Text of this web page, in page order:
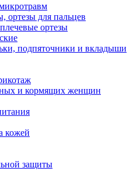
ортезы для пальцев
ортезы
подпяточники и вкладыши
и кормящих женщин
кожей
защиты